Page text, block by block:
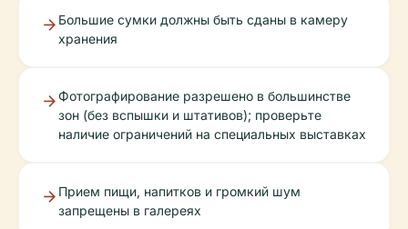
Большие сумки должны быть сданы в камеру
хранения
Фотографирование разрешено в большинстве
зон (без вспышки и штативов); проверьте
наличие ограничений на специальных выставках
Прием пищи, напитков и громкий шум
запрещены в галереях